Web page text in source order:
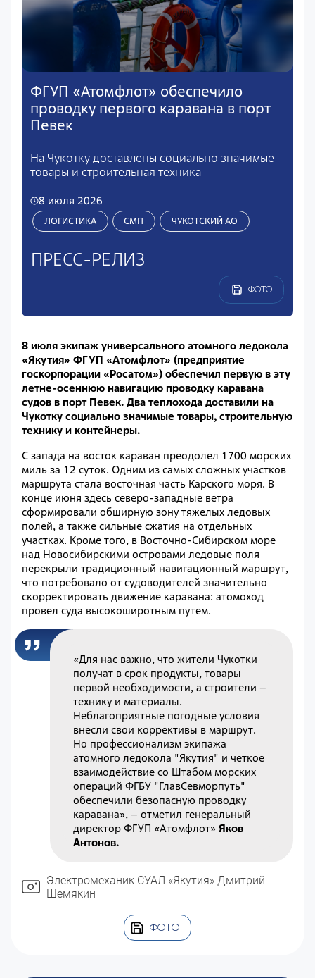
ФГУП «Атомфлот» обеспечило
проводку первого каравана в порт
Певек
На Чукотку доставлены социально значимые
товары и строительная техника
8 июля 2026
ЛОГИСТИКА СМП ЧУКОТСКИЙ АО
ПРЕСС-РЕЛИЗ
ФОТО
8 июля экипаж универсального атомного ледокола
«Якутия» ФГУП «Атомфлот» (предприятие
госкорпорации «Росатом») обеспечил первую в эту
летне-осеннюю навигацию проводку каравана
судов в порт Певек. Два теплохода доставили на
Чукотку социально значимые товары, строительную
технику и контейнеры.
С запада на восток караван преодолел 1700 морских
миль за 12 суток. Одним из самых сложных участков
маршрута стала восточная часть Карского моря. В
конце июня здесь северо-западные ветра
сформировали обширную зону тяжелых ледовых
полей, а также сильные сжатия на отдельных
участках. Кроме того, в Восточно-Сибирском море
над Новосибирскими островами ледовые поля
перекрыли традиционный навигационный маршрут,
что потребовало от судоводителей значительно
скорректировать движение каравана: атомоход
провел суда высокоширотным путем.
«Для нас важно, что жители Чукотки
получат в срок продукты, товары
первой необходимости, а строители –
технику и материалы.
Неблагоприятные погодные условия
внесли свои коррективы в маршрут.
Но профессионализм экипажа
атомного ледокола "Якутия" и четкое
взаимодействие со Штабом морских
операций ФГБУ "ГлавСевморпуть"
обеспечили безопасную проводку
каравана», – отметил генеральный
директор ФГУП «Атомфлот»Яков
Антонов.
Электромеханик СУАЛ «Якутия» Дмитрий
Шемякин
ФОТО